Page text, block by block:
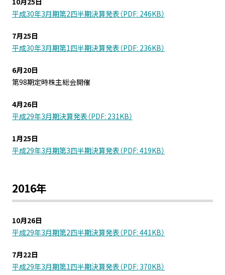
平成30年3月期第2四半期決算発表（PDF: 246KB）
7月25日
平成30年3月期第1四半期決算発表（PDF: 236KB）
6月20日
第98期定時株主総会開催
4月26日
平成29年3月期決算発表（PDF: 231KB）
1月25日
平成29年3月期第3四半期決算発表（PDF: 419KB）
2016年
10月26日
平成29年3月期第2四半期決算発表（PDF: 441KB）
7月22日
平成29年3月期第1四半期決算発表（PDF: 370KB）